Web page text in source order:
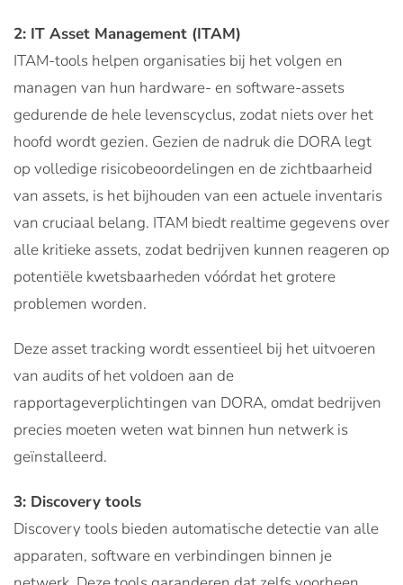
2: IT Asset Management (ITAM)
ITAM-tools helpen organisaties bij het volgen en
managen van hun hardware- en software-assets
gedurende de hele levenscyclus, zodat niets over het
hoofd wordt gezien. Gezien de nadruk die DORA legt
op volledige risicobeoordelingen en de zichtbaarheid
van assets, is het bijhouden van een actuele inventaris
van cruciaal belang. ITAM biedt realtime gegevens over
alle kritieke assets, zodat bedrijven kunnen reageren op
potentiële kwetsbaarheden vóórdat het grotere
problemen worden.
Deze asset tracking wordt essentieel bij het uitvoeren
van audits of het voldoen aan de
rapportageverplichtingen van DORA, omdat bedrijven
precies moeten weten wat binnen hun netwerk is
geïnstalleerd.
3: Discovery tools
Discovery tools bieden automatische detectie van alle
apparaten, software en verbindingen binnen je